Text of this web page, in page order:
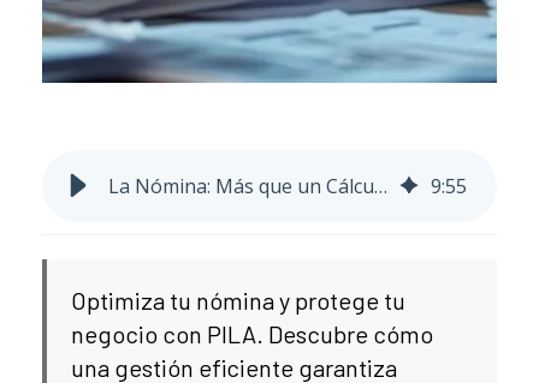
La Nómina: Más que un Cálculo, una Inversión en tu Negocio 9:55
Optimiza tu nómina y protege tu
negocio con PILA. Descubre cómo
una gestión eficiente garantiza